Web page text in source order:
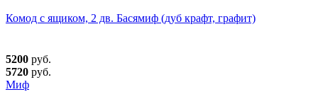
Комод с ящиком, 2 дв. Басямиф (дуб крафт, графит)
5200 руб.
5720 руб.
Миф